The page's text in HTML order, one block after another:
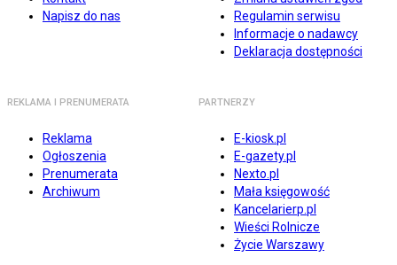
Napisz do nas
Regulamin serwisu
Informacje o nadawcy
Deklaracja dostępności
REKLAMA I PRENUMERATA
Reklama
Ogłoszenia
Prenumerata
Archiwum
PARTNERZY
E-kiosk.pl
E-gazety.pl
Nexto.pl
Mała księgowość
Kancelarierp.pl
Wieści Rolnicze
Życie Warszawy